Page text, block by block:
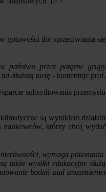
do: sprzeciwiania
państwu przez potężne
dłuższą metę - komentuje
subsydiowania
są wynikiem
którzy chcą
wymaga
także wysiłki edukacyjne
badań nad